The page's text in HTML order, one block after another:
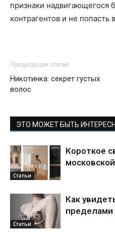
признаки надвигающегося
контрагентов и не попасть
Предыдущая статья
Никотинка: секрет густых
волос
ЭТО МОЖЕТ БЫТЬ
Статьи
Короткое
Статьи
Как
пределами